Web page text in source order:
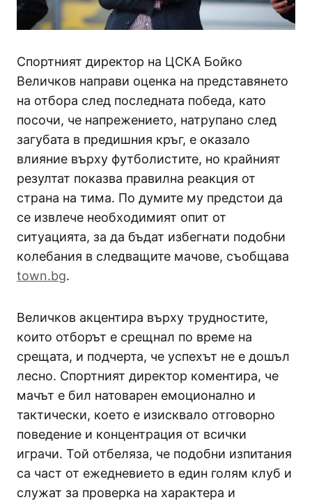
Спортният директор на ЦСКА Бойко
Величков направи оценка на представянето
на отбора след последната победа, като
посочи, че напрежението, натрупано след
загубата в предишния кръг, е оказало
влияние върху футболистите, но крайният
резултат показва правилна реакция от
страна на тима. По думите му предстои да
се извлече необходимият опит от
ситуацията, за да бъдат избегнати подобни
колебания в следващите мачове, съобщава
town.bg.
Величков акцентира върху трудностите,
които отборът е срещнал по време на
срещата, и подчерта, че успехът не е дошъл
лесно. Спортният директор коментира, че
мачът е бил натоварен емоционално и
тактически, което е изисквало отговорно
поведение и концентрация от всички
играчи. Той отбеляза, че подобни изпитания
са част от ежедневието в един голям клуб и
служат за проверка на характера и